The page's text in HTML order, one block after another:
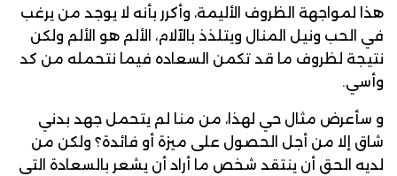
هذا لمواجهة الظروف الأليمة، وأكرر بأنه لا يوجد من يرغب
في الحب ونيل المنال ويتلذذ بالآلام، الألم هو الألم ولكن
نتيجة لظروف ما قد تكمن السعاده فيما نتحمله من كد
وأسي.
و سأعرض مثال حي لهذا، من منا لم يتحمل جهد بدني
شاق إلا من أجل الحصول على ميزة أو فائدة؟ ولكن من
لديه الحق أن ينتقد شخص ما أراد أن يشعر بالسعادة التي